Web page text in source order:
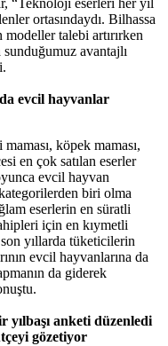
“Teknoloji eserleri her yıl
ortasındaydı. Bilhassa
talebi artırırken
sunduğumuz avantajlı
evcil hayvanlar
köpek maması,
en çok satılan eserler
evcil hayvan
biri olma
eserlerin en süratli
için en kıymetli
yıllarda tüketicilerin
evcil hayvanlarına da
da giderek
yılbaşı anketi düzenledi​
gözetiyor